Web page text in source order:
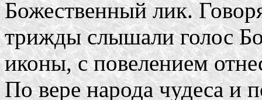
Божественный лик.
трижды слышали голос
иконы, с повелением
По вере народа чудеса и